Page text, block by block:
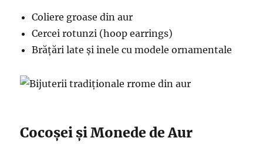
Coliere groase din aur
Cercei rotunzi (hoop earrings)
Brățări late și inele cu modele ornamentale
Cocoșei și Monede de Aur